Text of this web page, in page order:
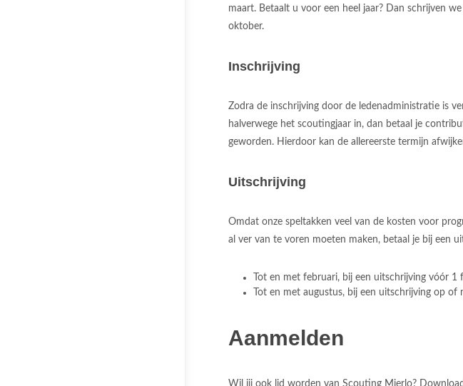
maart. Betaalt u voor een heel jaar? Dan schrijven
oktober.
Inschrijving
Zodra de inschrijving door de ledenadministratie is
halverwege het scoutingjaar in, dan betaal je
geworden. Hierdoor kan de allereerste termijn
Uitschrijving
Omdat onze speltakken veel van de kosten voor
al ver van te voren moeten maken, betaal je bij een
Tot en met februari, bij een uitschrijving vóór 1
Tot en met augustus, bij een uitschrijving op of
Aanmelden
Wil jij ook lid worden van Scouting Mierlo?